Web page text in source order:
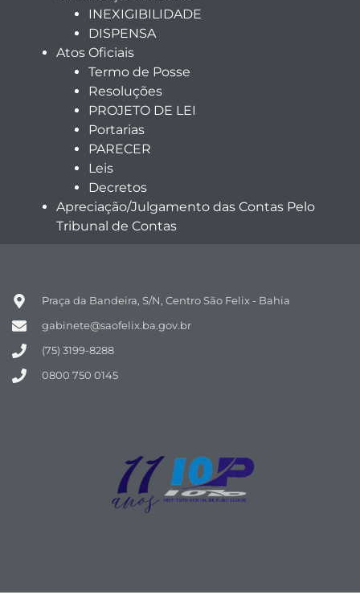
INEXIGIBILIDADE
DISPENSA
Atos Oficiais
Termo de Posse
Resoluções
PROJETO DE LEI
Portarias
PARECER
Leis
Decretos
Apreciação/Julgamento das Contas Pelo
Tribunal de Contas
Praça da Bandeira, S/N, Centro São Felix - Bahia
gabinete@saofelix.ba.gov.br
(75) 3199-8288
0800 750 0145